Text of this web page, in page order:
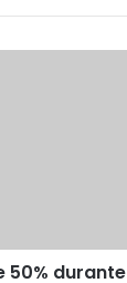
50% durante